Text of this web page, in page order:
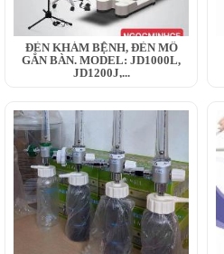
ĐÈN KHÁM BỆNH, ĐÈN MỔ
GẮN BÀN. MODEL: JD1000L,
JD1200J,...